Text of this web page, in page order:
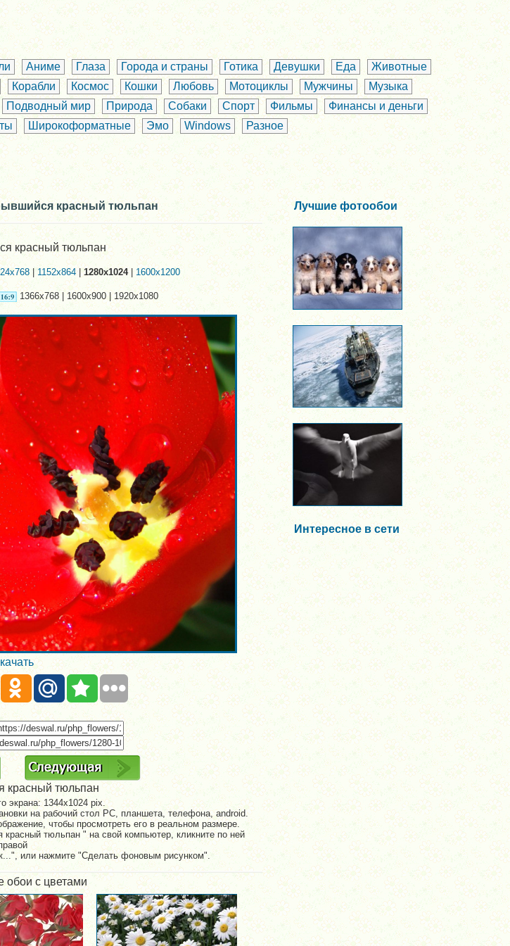
Аниме Глаза Города и страны Готика Девушки Еда
Животные
Корабли Космос Кошки Любовь Мотоциклы Мужчины
Музыка
Подводный мир Природа Собаки Спорт Фильмы
Финансы и деньги
Широкоформатные Эмо Windows Разное
красный тюльпан
красный тюльпан
| 1152x864|1280x1024| 1600x1200
1366x768 | 1600x900 | 1920x1080
красный тюльпан
экрана:1344x1024 pix.
на рабочий стол PC, планшета, телефона, android.
чтобы просмотреть его в реальном размере.
тюльпан " на свой компьютер, кликните по ней
или нажмите "Сделать фоновым рисунком".
обои с цветами
Лучшие фотообои
Интересное в сети